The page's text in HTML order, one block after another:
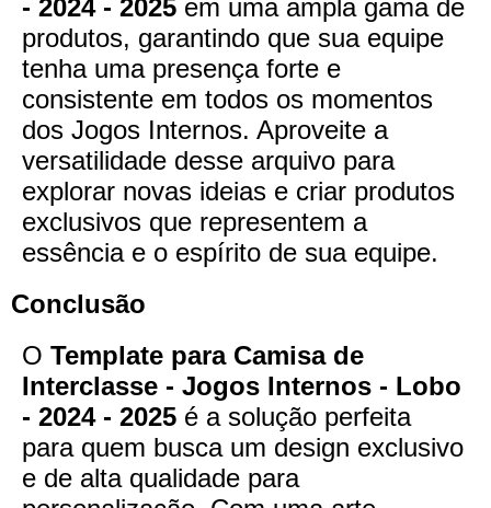
- 2024 - 2025 em uma ampla gama de
produtos, garantindo que sua equipe
tenha uma presença forte e
consistente em todos os momentos
dos Jogos Internos. Aproveite a
versatilidade desse arquivo para
explorar novas ideias e criar produtos
exclusivos que representem a
essência e o espírito de sua equipe.
Conclusão
O Template para Camisa de
Interclasse - Jogos Internos - Lobo
- 2024 - 2025 é a solução perfeita
para quem busca um design exclusivo
e de alta qualidade para